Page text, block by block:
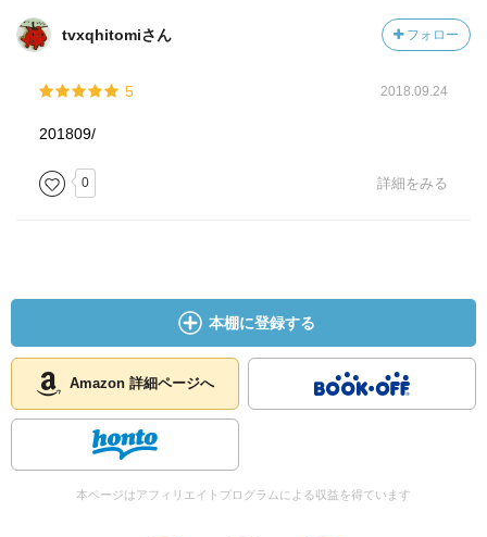
tvxqhitomiさん フォロー
5 2018.09.24
201809/
0 詳細をみる
本棚に登録する
Amazon 詳細ページへ
本ページはアフィリエイトプログラムによる収益を得ています